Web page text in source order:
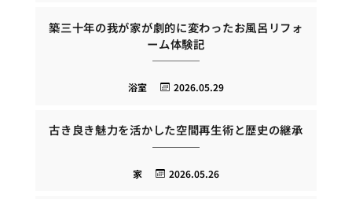
築三十年の我が家が劇的に変わったお風呂リフォ
ーム体験記
2026.05.29
浴室
古き良き魅力を活かした空間再生術と歴史の継承
2026.05.26
家